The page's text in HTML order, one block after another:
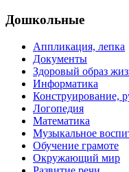
Дошкольные
Аппликация, лепка
Документы
Здоровый образ
Информатика
Конструирование,
Логопедия
Математика
Музыкальное
Обучение грамоте
Окружающий мир